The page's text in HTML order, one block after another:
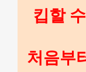
킵할
처음부